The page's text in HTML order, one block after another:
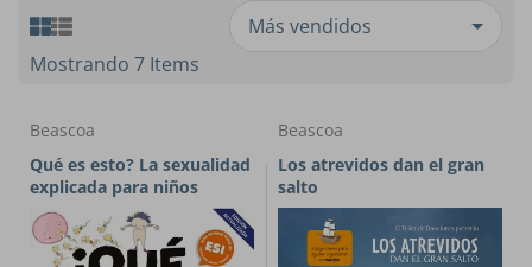
Mostrando 7 Items
Beascoa
Qué es esto? La sexualidad
explicada para niños
Beascoa
Los atrevidos dan el gran
salto